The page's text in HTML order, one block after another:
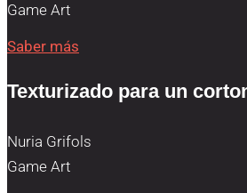
Game Art
Saber más
Texturizado para un
Nuria Grifols
Game Art